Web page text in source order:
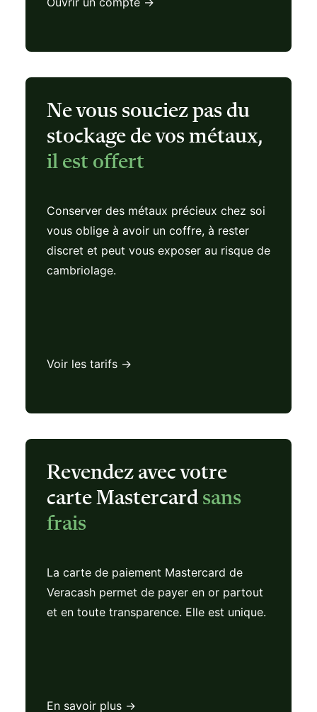
Ne vous souciez pas du
stockage de vos métaux,
il est offert
Conserver des métaux précieux chez soi
vous oblige à avoir un coffre, à rester
discret et peut vous exposer au risque de
cambriolage.
Voir les tarifs →
Revendez avec votre
carte Mastercard sans
frais
La carte de paiement Mastercard de
Veracash permet de payer en or partout
et en toute transparence. Elle est unique.
En savoir plus →